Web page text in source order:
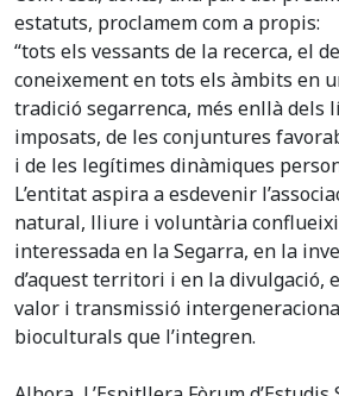
estatuts, proclamem com a propis:
“tots els vessants de la recerca, el
coneixement en tots els àmbits en
tradició segarrenca, més enllà
imposats, de les conjuntures
i de les legítimes dinàmiques
L’entitat aspira a esdevenir
natural, lliure i voluntària
interessada en la Segarra, en la
d’aquest territori i en la divulgació,
valor i transmissió
bioculturals que l’integren.